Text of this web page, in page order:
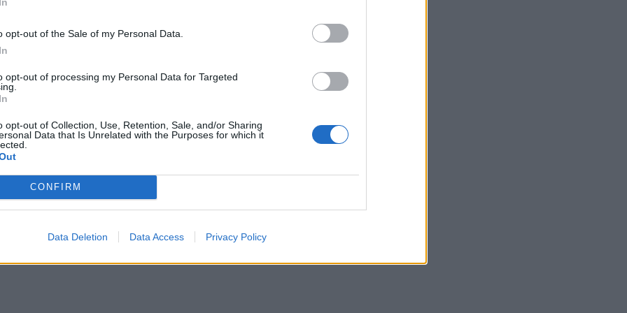
opt-out of the Sale of my Personal Data.
opt-out of processing my Personal Data for Targeted
opt-out of Collection, Use, Retention, Sale, and/or Sharing
Data that Is Unrelated with the Purposes for which it
CONFIRM
Data Deletion Data Access Privacy Policy
αριθμούς αυτούς και το οικονομικό,
που συνεπάγεται, για τον χρόνιο πόνο
με τις χρηματοδοτήσεις που δίνονται
ο διαβήτης. Όμως οι ερευνητές αρχίζουν
μηχανισμούς του πόνου – και